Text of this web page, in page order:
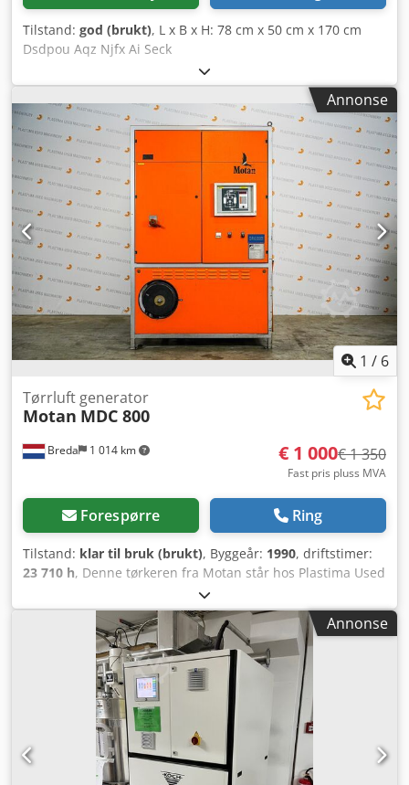
Tilstand: god (brukt), L x B x H: 78 cm x 50 cm x 170 cm
Dsdpou Aqz Njfx Ai Seck
Annonse
1 / 6
Breda 1 014 km
Tørrluft generator
Motan MDC 800
€ 1 000€ 1 350
Fast pris pluss MVA
Forespørre Ring
Tilstand: klar til bruk (brukt), Byggeår: 1990, driftstimer:
23 710 h, Denne tørkeren fra Motan står hos Plastima Used
Machinery på maskinlageret. Tørkeren er fra 1990 og er i
god stand. Dcsdpfjmgadpsx Ai Ssk – Merke: Motan –
Modell: MDC 800 – Produksjonsår: 1990 – Driftstimer: 23
Annonse